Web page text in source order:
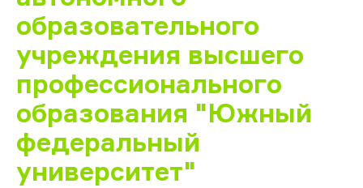
образовательного
учреждения высшего
профессионального
образования "Южный
федеральный
университет"